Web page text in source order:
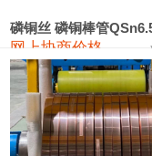
金属硅553#-331#
漆包线
磷铜合金
网上协商价格